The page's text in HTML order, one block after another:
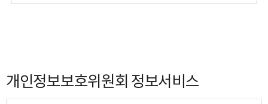
개인정보보호위원회 정보서비스